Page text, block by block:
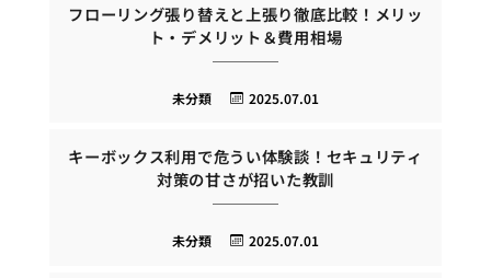
フローリング張り替えと上張り徹底比較！メリッ
ト・デメリット＆費用相場
2025.07.01
未分類
キーボックス利用で危うい体験談！セキュリティ
対策の甘さが招いた教訓
2025.07.01
未分類